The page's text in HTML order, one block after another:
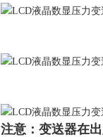
注意：变送器在